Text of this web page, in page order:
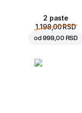
2 paste
1.198,00 RSD
od999,00 RSD